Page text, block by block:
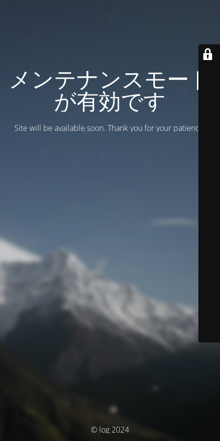
メンテナンスモード
が有効です
Site will be available soon. Thank you for your patience!
© log 2024